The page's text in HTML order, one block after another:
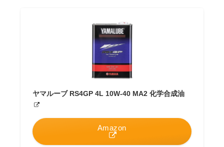
ヤマルーブ RS4GP 4L 10W-40 MA2 化学合成油
Amazon